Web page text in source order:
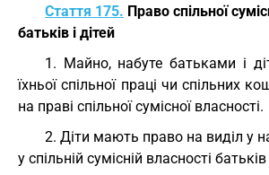
Стаття 175. Право спільної
батьків і дітей
1. Майно, набуте батьками і
їхньої спільної праці чи спільних
на праві спільної сумісної власності.
2. Діти мають право на виділ у
у спільній сумісній власності батьків